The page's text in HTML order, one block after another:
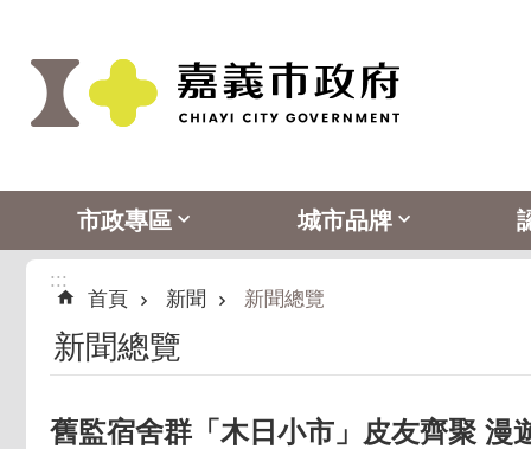
市政專區 城市品牌
:::
首頁
新聞 新聞總覽
新聞總覽
舊監宿舍群「木日小市」皮友齊聚 漫